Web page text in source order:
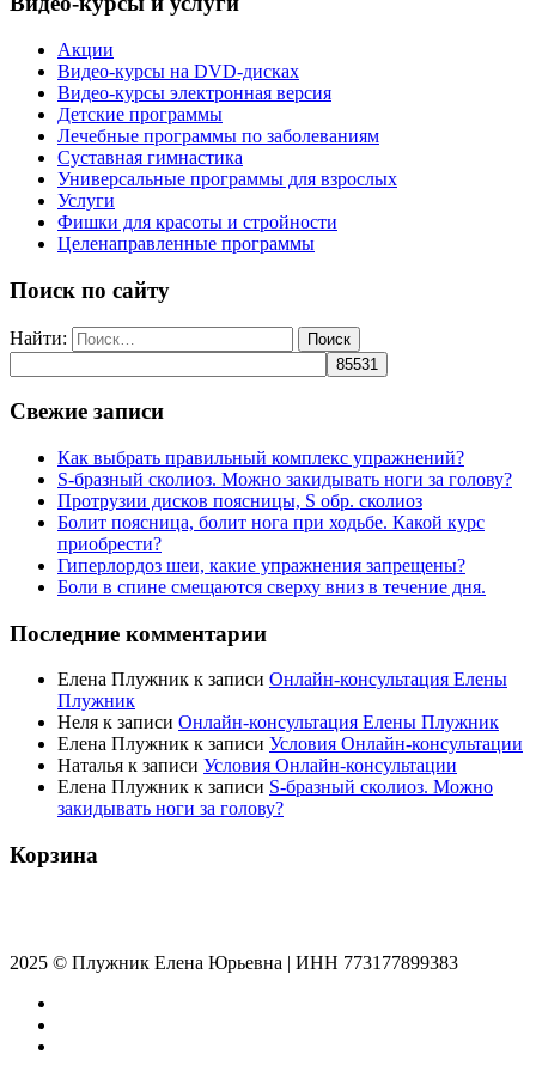
Акции
Видео-курсы на DVD-дисках
Видео-курсы электронная версия
Детские программы
Лечебные программы по заболеваниям
Суставная гимнастика
Универсальные программы для взрослых
Услуги
Фишки для красоты и стройности
Целенаправленные программы
Поиск по сайту
Найти:
Свежие записи
Как выбрать правильный комплекс упражнений?
S-бразный сколиоз. Можно закидывать ноги за голову?
Протрузии дисков поясницы, S обр. сколиоз
Болит поясница, болит нога при ходьбе. Какой курс
приобрести?
Гиперлордоз шеи, какие упражнения запрещены?
Боли в спине смещаются сверху вниз в течение дня.
Последние комментарии
Елена Плужник к записи Онлайн-консультация Елены
Плужник
Неля к записи Онлайн-консультация Елены Плужник
Елена Плужник к записи Условия Онлайн-консультации
Наталья к записи Условия Онлайн-консультации
Елена Плужник к записи S-бразный сколиоз. Можно
закидывать ноги за голову?
Корзина
2025 © Плужник Елена Юрьевна | ИНН 773177899383